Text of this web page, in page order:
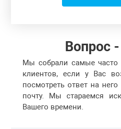
Вопрос
Мы собрали самые
клиентов, если у Вас
посмотреть ответ на
почту. Мы стараемся
Вашего времени.